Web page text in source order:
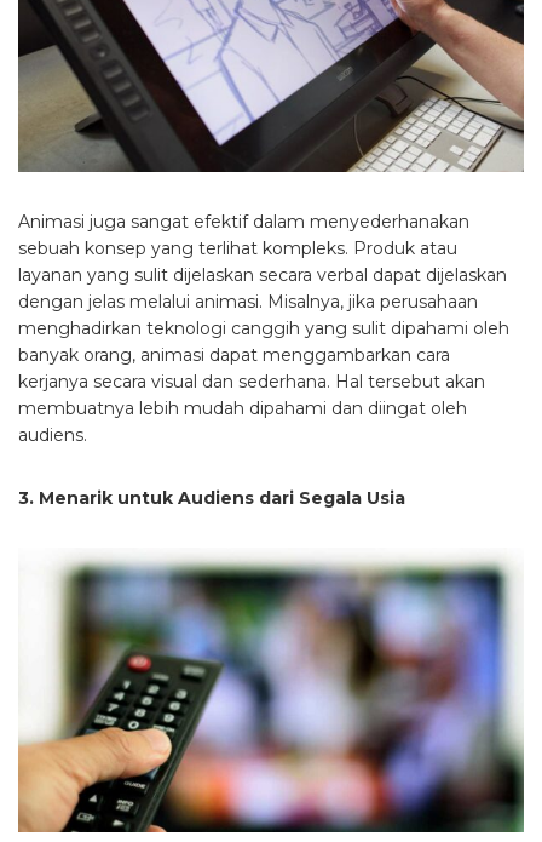
Animasi juga sangat efektif dalam menyederhanakan
sebuah konsep yang terlihat kompleks. Produk atau
layanan yang sulit dijelaskan secara verbal dapat dijelaskan
dengan jelas melalui animasi. Misalnya, jika perusahaan
menghadirkan teknologi canggih yang sulit dipahami oleh
banyak orang, animasi dapat menggambarkan cara
kerjanya secara visual dan sederhana. Hal tersebut akan
membuatnya lebih mudah dipahami dan diingat oleh
audiens.
3. Menarik untuk Audiens dari Segala Usia